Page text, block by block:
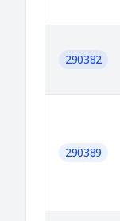
290382
290389